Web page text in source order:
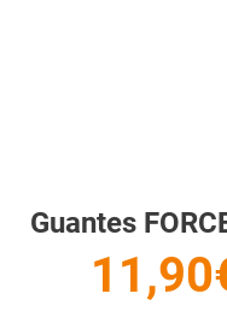
Guantes